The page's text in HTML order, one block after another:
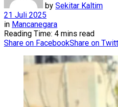
by Sekitar Kaltim
21 Juli 2025
in Mancanegara
Reading Time: 4 mins read
Share on FacebookShare on